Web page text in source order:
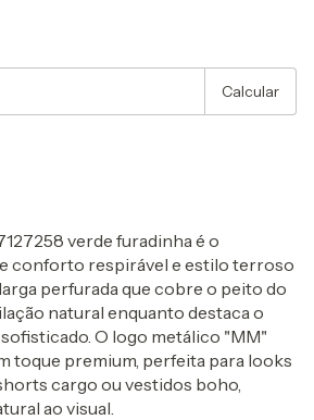
Calcular
verde furadinhaé o
conforto respirável e estilo terroso
perfurada que cobre o peito do
natural enquanto destaca o
O logo metálico "MM"
toque premium, perfeita para looks
cargo ou vestidos boho,
ao visual.